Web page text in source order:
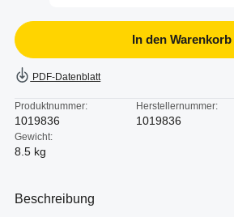
In den Warenkorb
PDF-Datenblatt
Produktnummer:
1019836
Herstellernummer:
1019836
Gewicht:
8.5 kg
Beschreibung